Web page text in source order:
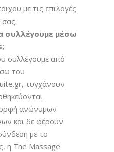
με τις επιλογές
σας.
συλλέγουμε μέσω
συλλέγουμε από
του
τυγχάνουν
ανώνυμων
και δε φέρουν
με το
η The Massage